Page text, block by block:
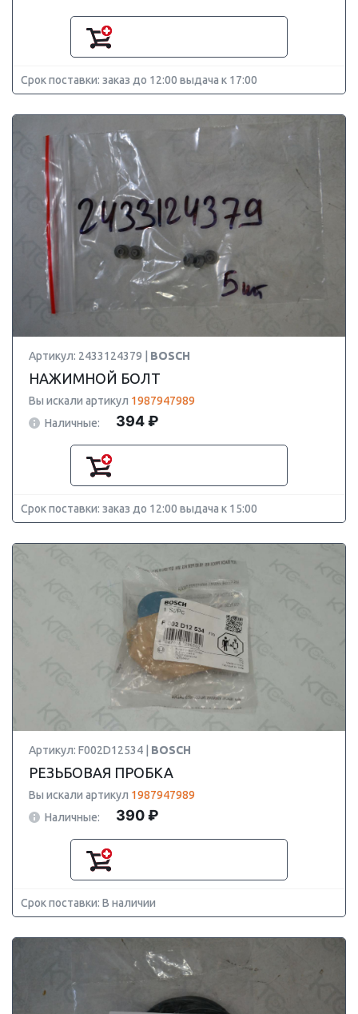
Срок поставки: заказ до 12:00 выдача к 17:00
Артикул: 2433124379 | BOSCH
НАЖИМНОЙ БОЛТ
Вы искали артикул 1987947989
Наличные:
394 ₽
Срок поставки: заказ до 12:00 выдача к 15:00
Артикул: F002D12534 | BOSCH
РЕЗЬБОВАЯ ПРОБКА
Вы искали артикул 1987947989
Наличные:
390 ₽
Срок поставки: В наличии